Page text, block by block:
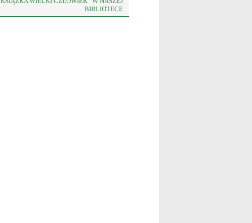
BIBLIOTECE